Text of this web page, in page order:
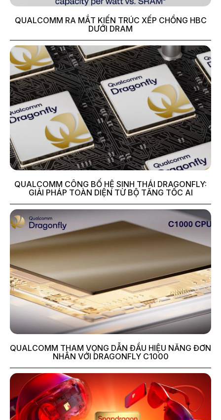
QUALCOMM RA MẮT KIẾN TRÚC XẾP CHỒNG HBC
DƯỚI DRAM
QUALCOMM CÔNG BỐ HỆ SINH THÁI DRAGONFLY:
GIẢI PHÁP TOÀN DIỆN TỪ BỘ TĂNG TỐC AI
QUALCOMM THAM VỌNG DẪN ĐẦU HIỆU NĂNG ĐƠN
NHÂN VỚI DRAGONFLY C1000